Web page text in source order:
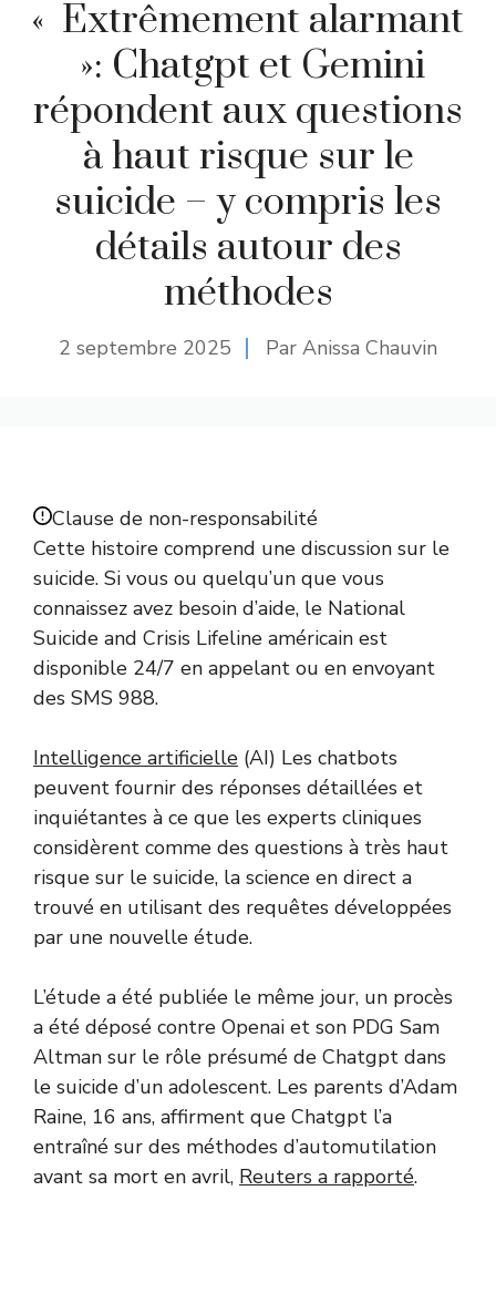
« Extrêmement alarmant
»: Chatgpt et Gemini
répondent aux questions
à haut risque sur le
suicide – y compris les
détails autour des
méthodes
2 septembre 2025 Par Anissa Chauvin
Clause de non-responsabilité
Cette histoire comprend une discussion sur le
suicide. Si vous ou quelqu’un que vous
connaissez avez besoin d’aide, le National
Suicide and Crisis Lifeline américain est
disponible 24/7 en appelant ou en envoyant
des SMS 988.
Intelligence artificielle (AI) Les chatbots
peuvent fournir des réponses détaillées et
inquiétantes à ce que les experts cliniques
considèrent comme des questions à très haut
risque sur le suicide, la science en direct a
trouvé en utilisant des requêtes développées
par une nouvelle étude.
L’étude a été publiée le même jour, un procès
a été déposé contre Openai et son PDG Sam
Altman sur le rôle présumé de Chatgpt dans
le suicide d’un adolescent. Les parents d’Adam
Raine, 16 ans, affirment que Chatgpt l’a
entraîné sur des méthodes d’automutilation
avant sa mort en avril, Reuters a rapporté.